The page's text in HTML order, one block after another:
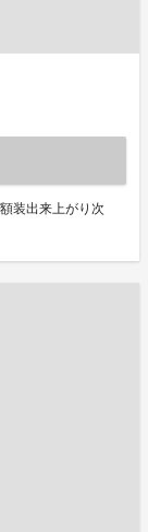
装出来上がり次